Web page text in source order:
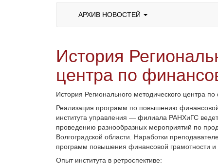
АРХИВ НОВОСТЕЙ
История
центра по
История Регионального методического центра
Реализация программ по повышению финансовой
института управления — филиала РАНХиГС
проведению разнообразных мероприятий по
Волгоградской области. Наработки
программ повышения финансовой грамотности
Опыт института в ретроспективе: